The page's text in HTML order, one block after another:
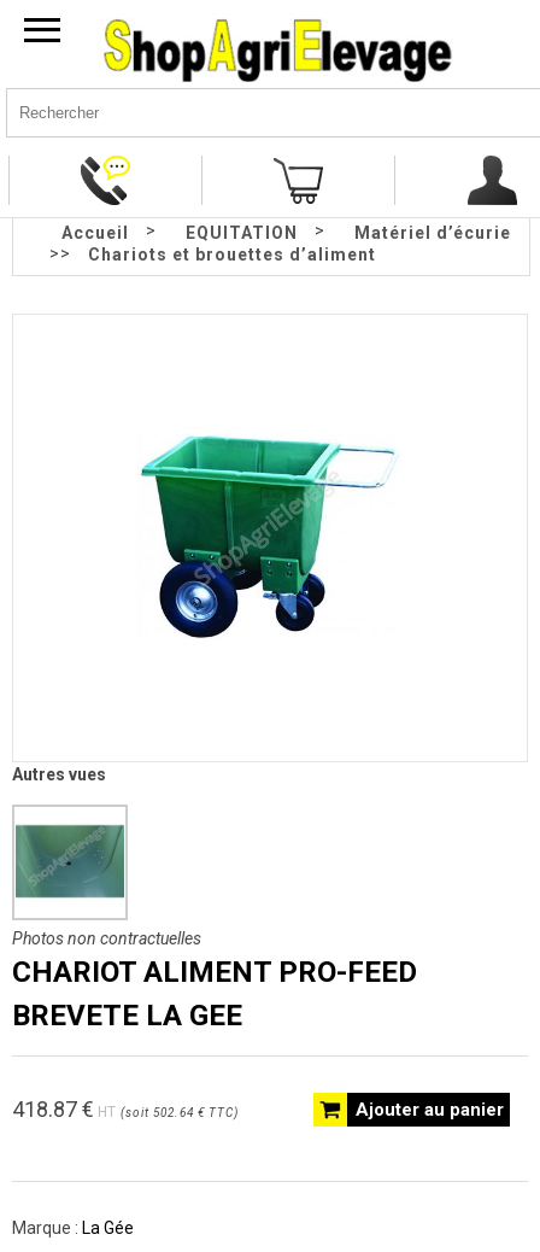
Accueil > EQUITATION >
Matériel d’écurie
>>
Chariots et brouettes d’aliment
Autres vues
Photos non contractuelles
CHARIOT ALIMENT PRO-FEED
BREVETE LA GEE
Ajouter au panier
418.87€ HT (soit 502.64 € TTC)
Marque : La Gée